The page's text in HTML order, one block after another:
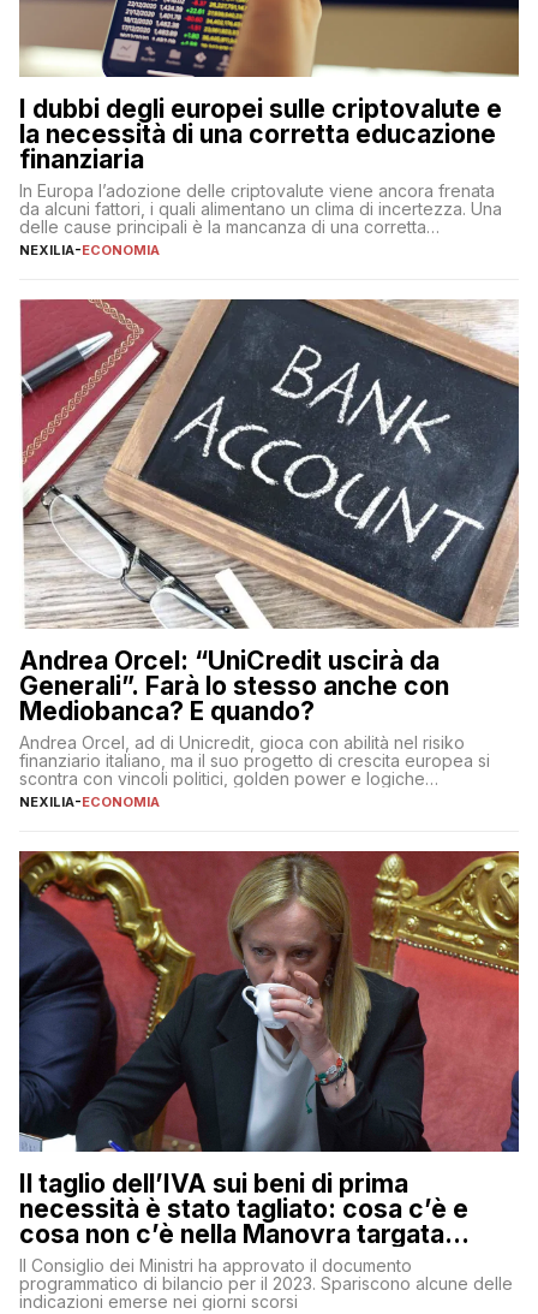
I dubbi degli europei sulle criptovalute e
la necessità di una corretta educazione
finanziaria
In Europa l’adozione delle criptovalute viene ancora frenata
da alcuni fattori, i quali alimentano un clima di incertezza. Una
delle cause principali è la mancanza di una corretta
educazione finanziaria, che impedisce ad una larga parte della
sulle criptovalute: […]
NEXILIA-ECONOMIA
Andrea Orcel: “UniCredit uscirà da
Generali”. Farà lo stesso anche con
Mediobanca? E quando?
Andrea Orcel, ad di Unicredit, gioca con abilità nel risiko
finanziario italiano, ma il suo progetto di crescita europea si
scontra con vincoli politici, golden power e logiche
protezionistiche. Orcel e la mossa su Generali Andrea Orcel,
NEXILIA-ECONOMIA
Il taglio dell’IVA sui beni di prima
necessità è stato tagliato: cosa c’è e
cosa non c’è nella Manovra targata
Meloni
Il Consiglio dei Ministri ha approvato il documento
programmatico di bilancio per il 2023. Spariscono alcune delle
indicazioni emerse nei giorni scorsi